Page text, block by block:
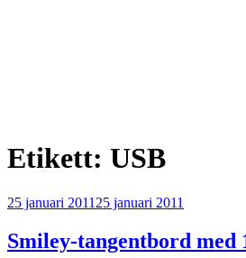
Etikett: USB
Publicerat
25 januari 2011 25 januari 2011
Smiley-tangentbord med